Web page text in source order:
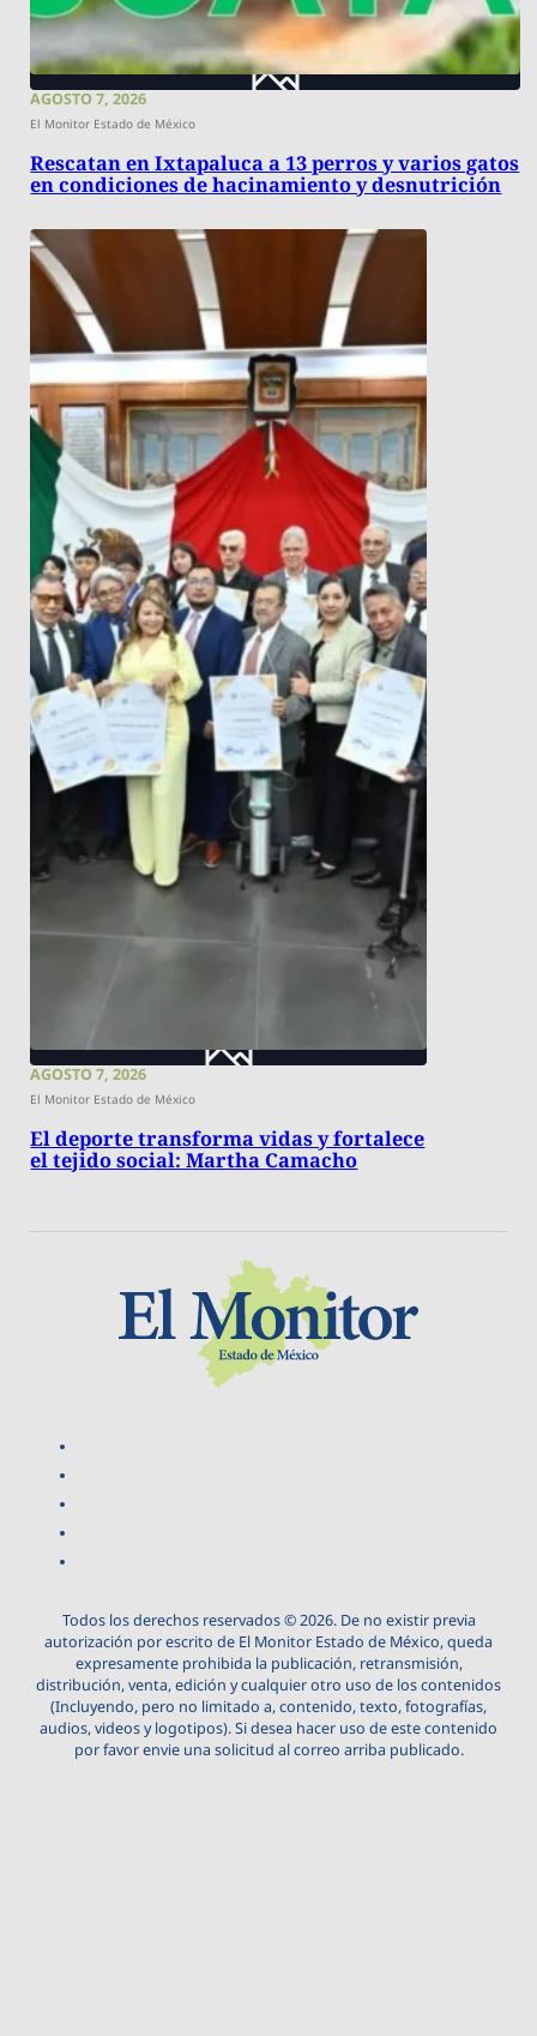
AGOSTO 7, 2026
El Monitor Estado de México
Rescatan en Ixtapaluca a 13 perros y varios gatos
en condiciones de hacinamiento y desnutrición
AGOSTO 7, 2026
El Monitor Estado de México
El deporte transforma vidas y fortalece
el tejido social: Martha Camacho
Todos los derechos reservados © 2026. De no existir previa
autorización por escrito de El Monitor Estado de México, queda
expresamente prohibida la publicación, retransmisión,
distribución, venta, edición y cualquier otro uso de los contenidos
(Incluyendo, pero no limitado a, contenido, texto, fotografías,
audios, videos y logotipos). Si desea hacer uso de este contenido
por favor envie una solicitud al correo arriba publicado.